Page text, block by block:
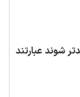
شوند عبارتند